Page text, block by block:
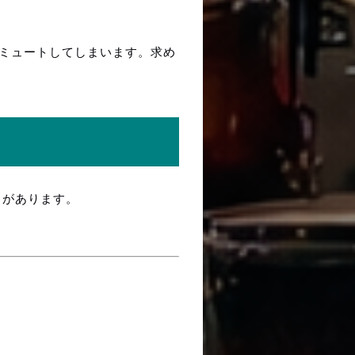
ュートしてしまいます。求め
あります。